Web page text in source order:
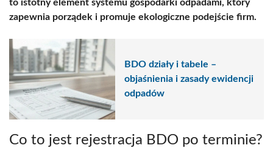
to istotny element systemu gospodarki odpadami, który
zapewnia porządek i promuje ekologiczne podejście firm.
BDO działy i tabele –
objaśnienia i zasady ewidencji
odpadów
Co to jest rejestracja BDO po terminie?